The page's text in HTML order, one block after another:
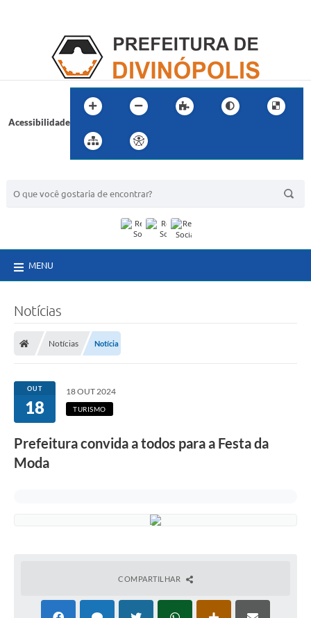
Acessibilidade
MENU
Notícias
Notícias Notícia
OUT
18
18 OUT 2024
TURISMO
Prefeitura convida a todos para a Festa da
Moda
COMPARTILHAR